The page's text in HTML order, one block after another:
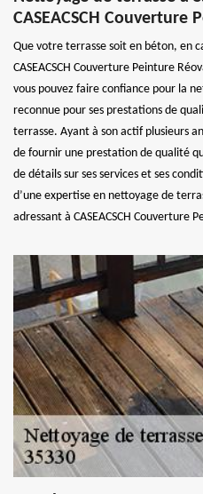
CASEACSCH Couverture
Que votre terrasse soit en béton, en
CASEACSCH Couverture Peinture
vous pouvez faire confiance pour la
reconnue pour ses prestations de
terrasse. Ayant à son actif plusieurs
de fournir une prestation de qualité
de détails sur ses services et ses
d’une expertise en nettoyage de
adressant à CASEACSCH Couverture